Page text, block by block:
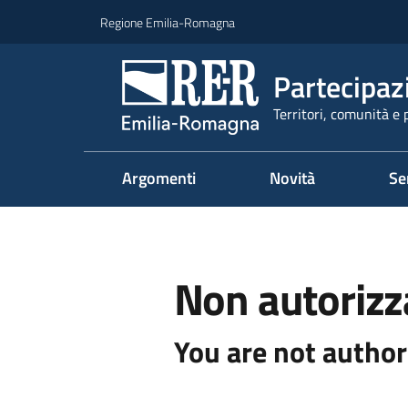
Regione Emilia-Romagna
Territori, comunità e
Argomenti Novità
Non
You are not